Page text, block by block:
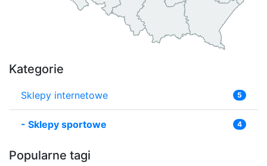
Kategorie
Sklepy internetowe 5
- Sklepy sportowe 4
Popularne tagi